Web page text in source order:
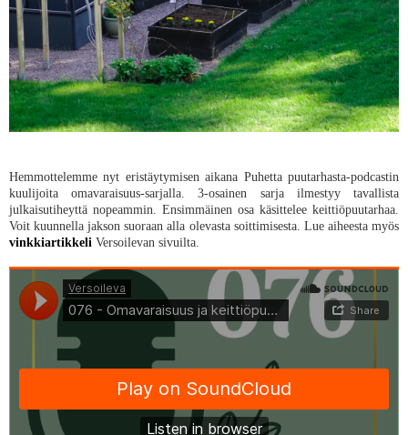
Hemmottelemme nyt eristäytymisen aikana Puhetta puutarhasta-podcastin
kuulijoita omavaraisuus-sarjalla. 3-osainen sarja ilmestyy tavallista
julkaisutiheyttä nopeammin. Ensimmäinen osa käsittelee keittiöpuutarhaa.
Voit kuunnella jakson suoraan alla olevasta soittimisesta. Lue aiheesta myös
vinkkiartikkeli Versoilevan sivuilta.